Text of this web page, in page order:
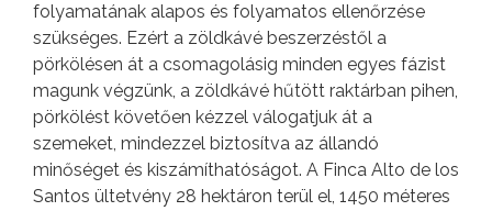
folyamatának alapos és folyamatos ellenőrzése
szükséges. Ezért a zöldkávé beszerzéstől a
pörkölésen át a csomagolásig minden egyes fázist
magunk végzünk, a zöldkávé hűtött raktárban pihen,
pörkölést követően kézzel válogatjuk át a
szemeket, mindezzel biztosítva az állandó
minőséget és kiszámíthatóságot. A Finca Alto de los
Santos ültetvény 28 hektáron terül el, 1450 méteres